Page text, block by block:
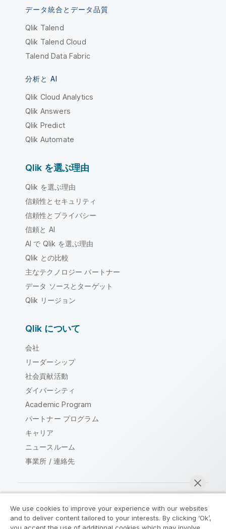
データ統合とデータ品質
Qlik Talend
Qlik Talend Cloud
Talend Data Fabric
分析と AI
Qlik Cloud Analytics
Qlik Answers
Qlik Predict
Qlik Automate
Qlik を選ぶ理由
Qlik を選ぶ理由
信頼性とセキュリティ
信頼性とプライバシー
信頼と AI
AI で Qlik を選ぶ理由
Qlik との比較
主なテクノロジー パートナー
データ ソースとターゲット
Qlik リージョン
Qlik について
会社
リーダーシップ
社会貢献活動
ダイバーシティ
Academic Program
パートナー プログラム
キャリア
ニュースルーム
事業所 / 連絡先
Qlik コミュニティ
We use cookies to improve your experience with our websites
and to deliver content tailored to your interests. By clicking ‘Ok’,